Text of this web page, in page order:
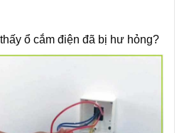
ổ cắm điện đã bị hư hỏng?